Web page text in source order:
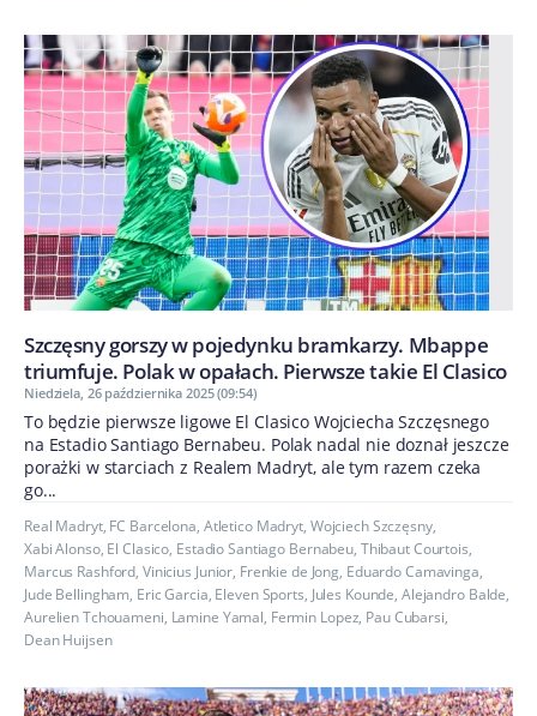
Szczęsny gorszy w pojedynku bramkarzy. Mbappe
triumfuje. Polak w opałach. Pierwsze takie El Clasico
Niedziela, 26 października 2025 (09:54)
To będzie pierwsze ligowe El Clasico Wojciecha Szczęsnego
na Estadio Santiago Bernabeu. Polak nadal nie doznał jeszcze
porażki w starciach z Realem Madryt, ale tym razem czeka
go...
Real Madryt, FC Barcelona, Atletico Madryt, Wojciech Szczęsny,
Xabi Alonso, El Clasico, Estadio Santiago Bernabeu, Thibaut Courtois,
Marcus Rashford, Vinicius Junior, Frenkie de Jong, Eduardo Camavinga,
Jude Bellingham, Eric Garcia, Eleven Sports, Jules Kounde, Alejandro Balde,
Aurelien Tchouameni, Lamine Yamal, Fermin Lopez, Pau Cubarsi,
Dean Huijsen